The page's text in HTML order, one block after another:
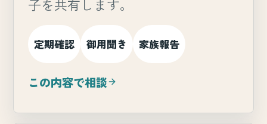
子を共有します。
定期確認 御用聞き 家族報告
この内容で相談